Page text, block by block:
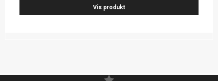
Vis produkt